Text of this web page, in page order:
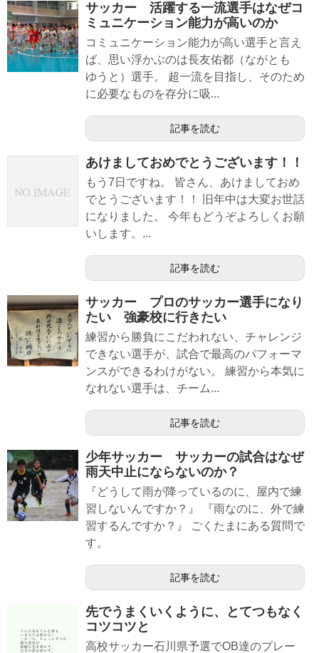
サッカー 活躍する一流選手はなぜコ
ミュニケーション能力が高いのか
コミュニケーション能力が高い選手と言え
ば、思い浮かぶのは長友佑都（ながとも
ゆうと）選手。 超一流を目指し、そのため
に必要なものを存分に吸...
記事を読む
あけましておめでとうございます！！
もう7日ですね。 皆さん、あけましておめ
でとうございます！！ 旧年中は大変お世話
になりました。 今年もどうぞよろしくお願
いします。...
記事を読む
サッカー プロのサッカー選手になり
たい 強豪校に行きたい
練習から勝負にこだわれない、チャレンジ
できない選手が、試合で最高のパフォーマ
ンスができるわけがない。 練習から本気に
なれない選手は、チーム...
記事を読む
少年サッカー サッカーの試合はなぜ
雨天中止にならないのか？
『どうして雨が降っているのに、屋内で練
習しないんですか？』 『雨なのに、外で練
習するんですか？』 ごくたまにある質問で
す。
記事を読む
先でうまくいくように、とてつもなく
コツコツと
高校サッカー石川県予選でOB達のプレー